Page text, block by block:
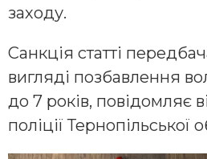
заходу.
Санкція статті
вигляді позбавлення
до 7 років, повідомляє
поліції Тернопільської